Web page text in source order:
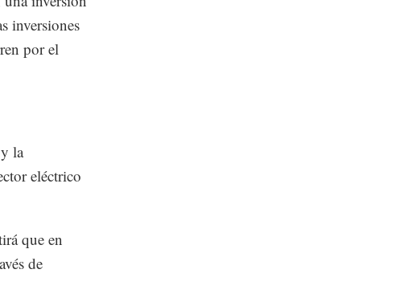
inversiones
por el
la
eléctrico
que en
de